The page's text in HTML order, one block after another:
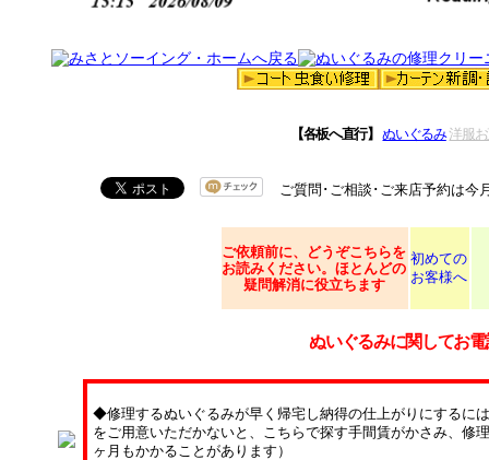
【各板へ直行】 ぬいぐるみ 洋服
ご質問･ご相談･ご来店予約は今
ご依頼前に、どうぞこちらを
お読みください。ほとんどの
疑問解消に役立ちます
初めての
お客様へ
ぬいぐるみに関してお
◆修理するぬいぐるみが早く帰宅し納得の仕上がりにするに
をご用意いただかないと、こちらで探す手間賃がかさみ、修
ヶ月もかかることがあります）